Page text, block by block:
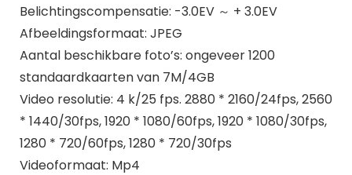
Belichtingscompensatie: -3.0EV ～ + 3.0EV
Afbeeldingsformaat: JPEG
Aantal beschikbare foto’s: ongeveer 1200
standaardkaarten van 7M/4GB
Video resolutie: 4 k/25 fps. 2880 * 2160/24fps, 2560
* 1440/30fps, 1920 * 1080/60fps, 1920 * 1080/30fps,
1280 * 720/60fps, 1280 * 720/30fps
Videoformaat: Mp4